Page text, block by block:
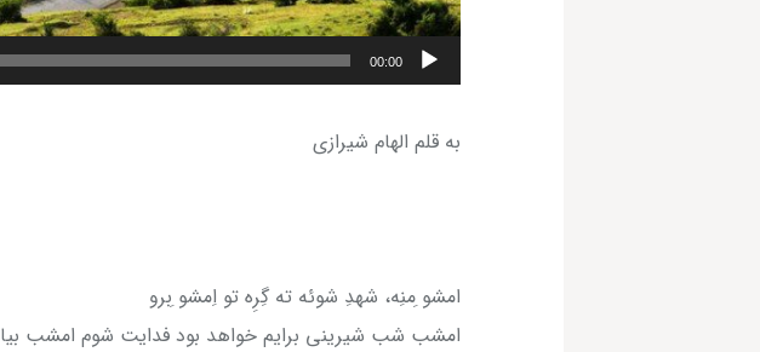
00:00
به قلم الهام شیرازی
امشو ِمنِه، شهدِ شوئه ته گِرِه تو اِمشو ِبرو
امشب شب شیرینی برایم خواهد بود فدایت شوم امشب بیا